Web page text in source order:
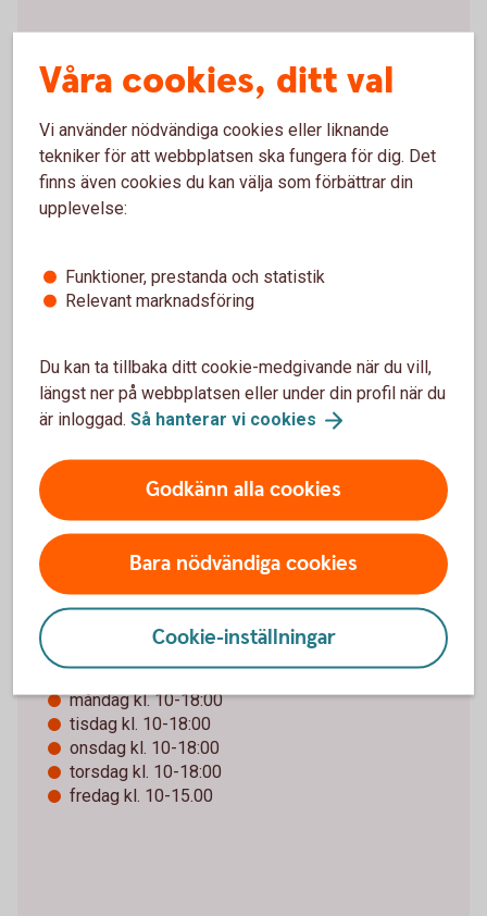
Läs mer om stiftelsens arbete och hur du söker
bidrag
Sponsring
För oss är alla föreningar inom idrott och inte minst
gemensamma närhet. Det viktiga arbete de lägger
ner gör att det går bra för vårt samhälle.
Läs mer om sponsring
I automaten utanför bankkontoret kan du ta ut och
sätta in svenska sedlar.
Läs mer hosBankomat
Öppettider
måndag kl. 10-18:00
tisdag kl. 10-18:00
onsdag kl. 10-18:00
torsdag kl. 10-18:00
fredag kl. 10-15.00
Våra cookies, ditt val
Vi använder nödvändiga cookies eller liknande
tekniker för att webbplatsen ska fungera för dig. Det
finns även cookies du kan välja som förbättrar din
upplevelse:
Funktioner, prestanda och statistik
Relevant marknadsföring
Du kan ta tillbaka ditt cookie-medgivande när du vill,
längst ner på webbplatsen eller under din profil när du
är inloggad. Så hanterar vi cookies
Godkänn alla cookies
Bara nödvändiga cookies
Cookie-inställningar